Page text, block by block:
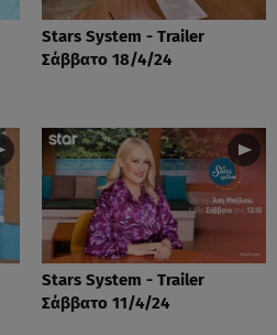
Stars System - Trailer
Σάββατο 18/4/24
Stars System - Trailer
Σάββατο 11/4/24